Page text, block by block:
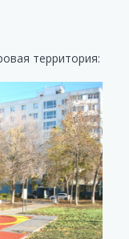
территория: